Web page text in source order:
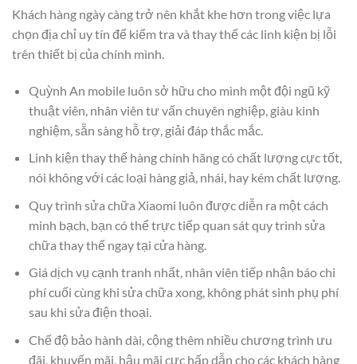
Khách hàng ngày càng trở nên khắt khe hơn trong việc lựa
chọn địa chỉ uy tín để kiểm tra và thay thế các linh kiện bị lỗi
trên thiết bị của chính mình.
Quỳnh An mobile luôn sở hữu cho mình một đội ngũ kỹ
thuật viên, nhân viên tư vấn chuyên nghiệp, giàu kinh
nghiệm, sẵn sàng hỗ trợ, giải đáp thắc mắc.
Linh kiện thay thế hàng chính hãng có chất lượng cực tốt,
nói không với các loại hàng giả, nhái, hay kém chất lượng.
Quy trình sửa chữa Xiaomi luôn được diễn ra một cách
minh bạch, bạn có thể trực tiếp quan sát quy trình sửa
chữa thay thế ngay tại cửa hàng.
Giá dịch vụ cạnh tranh nhất, nhân viên tiếp nhận báo chi
phí cuối cùng khi sửa chữa xong, không phát sinh phụ phí
sau khi sửa điện thoại.
Chế độ bảo hành dài, cộng thêm nhiều chương trình ưu
đãi, khuyến mãi, hậu mãi cực hấp dẫn cho các khách hàng